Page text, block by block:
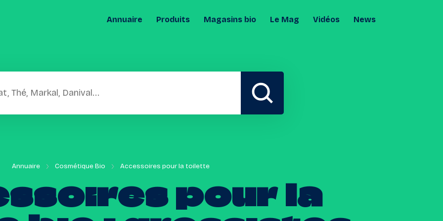
Annuaire Produits Magasins bio Le Mag Vidéos News
Annuaire Cosmétique Bio Accessoires pour la toilette
pourla